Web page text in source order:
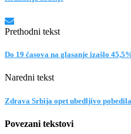
Prethodni tekst
Do 19 časova na glasanje izašlo
Naredni tekst
Zdrava Srbija opet ubedljivo
Povezani tekstovi